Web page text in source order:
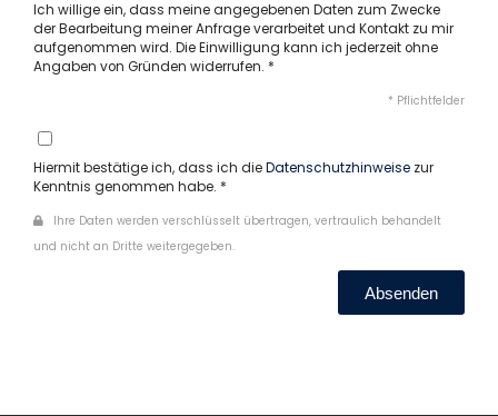
Ich willige ein, dass meine angegebenen Daten zum Zwecke
der Bearbeitung meiner Anfrage verarbeitet und Kontakt zu mir
aufgenommen wird. Die Einwilligung kann ich jederzeit ohne
Angaben von Gründen widerrufen. *
* Pflichtfelder
Hiermit bestätige ich, dass ich dieDatenschutzhinweise zur
Kenntnis genommen habe. *
Ihre Daten werden verschlüsselt übertragen, vertraulich behandelt
und nicht an Dritte weitergegeben.
Absenden